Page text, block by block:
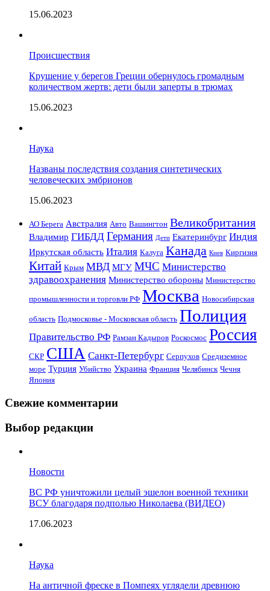
15.06.2023
Происшествия
Крушение у берегов Греции обернулось громадным
количеством жертв: дети были заперты в трюмах
15.06.2023
Наука
Названы последствия создания синтетических
человеческих эмбрионов
15.06.2023
АО Берега Австралия Авто Вашингтон Великобритания
Владимир ГИБДД Германия Дети Екатеринбург Индия
Иркутская область Италия Калуга Канада Киев Киргизия
Китай Крым МВД МГУ МЧС Министерство
здравоохранения Министерство обороны Министерство
промышленности и торговли РФ Москва Новосибирская
область Подмосковье - Московская область Полиция
Правительство РФ Рамзан Кадыров Роскосмос Россия
СКР США Санкт-Петербург Серпухов Средиземное
море Турция Убийство Украина Франция Челябинск Чечня
Япония
Свежие комментарии
Выбор редакции
Новости
ВС РФ уничтожили целый эшелон военной техники
ВСУ благодаря подполью Николаева (ВИДЕО)
17.06.2023
Наука
На античной фреске в Помпеях углядели древнюю